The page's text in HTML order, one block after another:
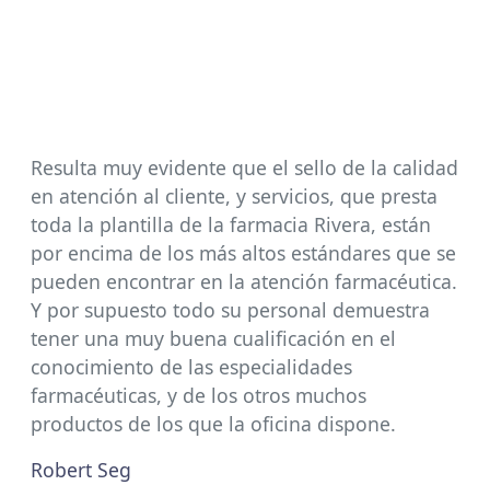
Resulta muy evidente que el sello de la calidad
en atención al cliente, y servicios, que presta
toda la plantilla de la farmacia Rivera, están
por encima de los más altos estándares que se
pueden encontrar en la atención farmacéutica.
Y por supuesto todo su personal demuestra
tener una muy buena cualificación en el
conocimiento de las especialidades
farmacéuticas, y de los otros muchos
productos de los que la oficina dispone.
Robert Seg